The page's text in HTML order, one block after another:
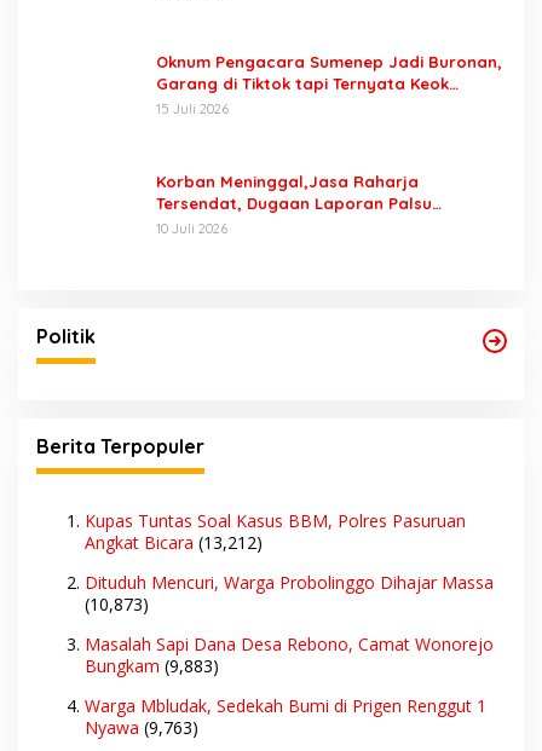
Oknum Pengacara Sumenep Jadi Buronan,
Garang di Tiktok tapi Ternyata Keok
Dengan Laporan Seorang Sopir
15 Juli 2026
Korban Meninggal,Jasa Raharja
Tersendat, Dugaan Laporan Palsu
Kecelakaan Tunggal Jadi Pemicu
10 Juli 2026
Politik
Berita Terpopuler
Kupas Tuntas Soal Kasus BBM, Polres Pasuruan
Angkat Bicara (13,212)
Dituduh Mencuri, Warga Probolinggo Dihajar Massa
(10,873)
Masalah Sapi Dana Desa Rebono, Camat Wonorejo
Bungkam (9,883)
Warga Mbludak, Sedekah Bumi di Prigen Renggut 1
Nyawa (9,763)